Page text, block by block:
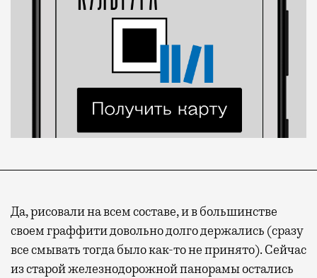
Да, рисовали на всем составе, и в большинстве
своем граффити довольно долго держались (сразу
все смывать тогда было как-то не принято). Сейчас
из старой железнодорожной панорамы остались